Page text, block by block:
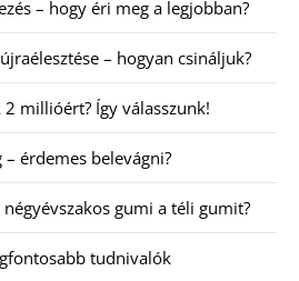
– hogy éri meg a legjobban?
– hogyan csináljuk?
millióért? Így válasszunk!
érdemes belevágni?
gumi a téli gumit?
tudnivalók